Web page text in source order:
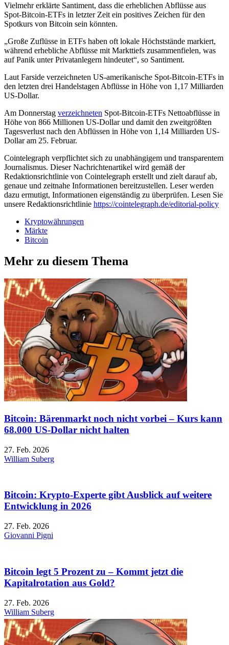
Vielmehr erklärte Santiment, dass die erheblichen Abflüsse aus
Spot-Bitcoin-ETFs in letzter Zeit ein positives Zeichen für den
Spotkurs von Bitcoin sein könnten.
„Große Zuflüsse in ETFs haben oft lokale Höchststände markiert,
während erhebliche Abflüsse mit Markttiefs zusammenfielen, was
auf Panik unter Privatanlegern hindeutet“, so Santiment.
Laut Farside verzeichneten US-amerikanische Spot-Bitcoin-ETFs in
den letzten drei Handelstagen Abflüsse in Höhe von 1,17 Milliarden
US-Dollar.
Am Donnerstag verzeichneten Spot-Bitcoin-ETFs Nettoabflüsse in
Höhe von 866 Millionen US-Dollar und damit den zweitgrößten
Tagesverlust nach den Abflüssen in Höhe von 1,14 Milliarden US-
Dollar am 25. Februar.
Cointelegraph verpflichtet sich zu unabhängigem und transparentem
Journalismus. Dieser Nachrichtenartikel wird gemäß der
Redaktionsrichtlinie von Cointelegraph erstellt und zielt darauf ab,
genaue und zeitnahe Informationen bereitzustellen. Leser werden
dazu ermutigt, Informationen eigenständig zu überprüfen. Lesen Sie
unsere Redaktionsrichtlinie https://cointelegraph.de/editorial-policy
Kryptowährungen
Märkte
Bitcoin
Mehr zu diesem Thema
Bitcoin: Bärenmarkt noch nicht vorbei – Kurs kann
68.000 US-Dollar nicht halten
27. Feb. 2026
William Suberg
Bitcoin: Krypto-Experte gibt Ausblick auf weitere
Entwicklung in 2026
27. Feb. 2026
Giovanni Pigni
Bitcoin legt 5 Prozent zu – Kommt jetzt die
Kapitalrotation aus Gold?
27. Feb. 2026
William Suberg